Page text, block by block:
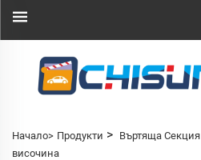
Начало> Продукти > Въртяща Секция
височина